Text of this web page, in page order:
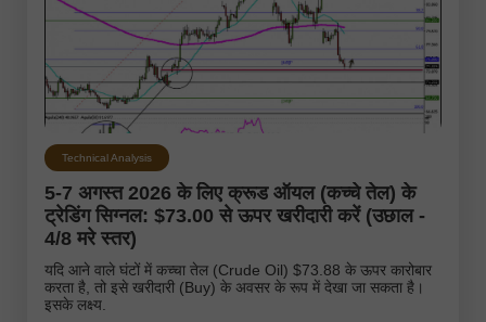
Technical Analysis
5-7 अगस्त 2026 के लिए क्रूड ऑयल (कच्चे तेल) के
ट्रेडिंग सिग्नल: $73.00 से ऊपर खरीदारी करें (उछाल -
4/8 मरे स्तर)
यदि आने वाले घंटों में कच्चा तेल (Crude Oil) $73.88 के ऊपर कारोबार
करता है, तो इसे खरीदारी (Buy) के अवसर के रूप में देखा जा सकता है।
इसके लक्ष्य.